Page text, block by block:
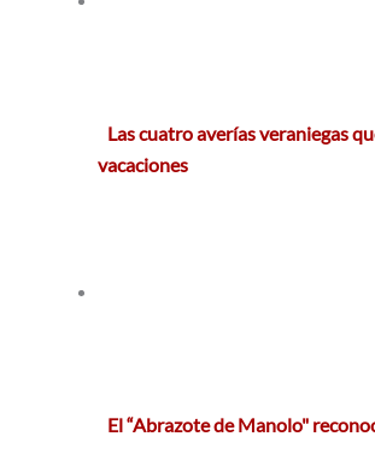
Las cuatro averías veraniegas
vacaciones
El “Abrazote de Manolo"